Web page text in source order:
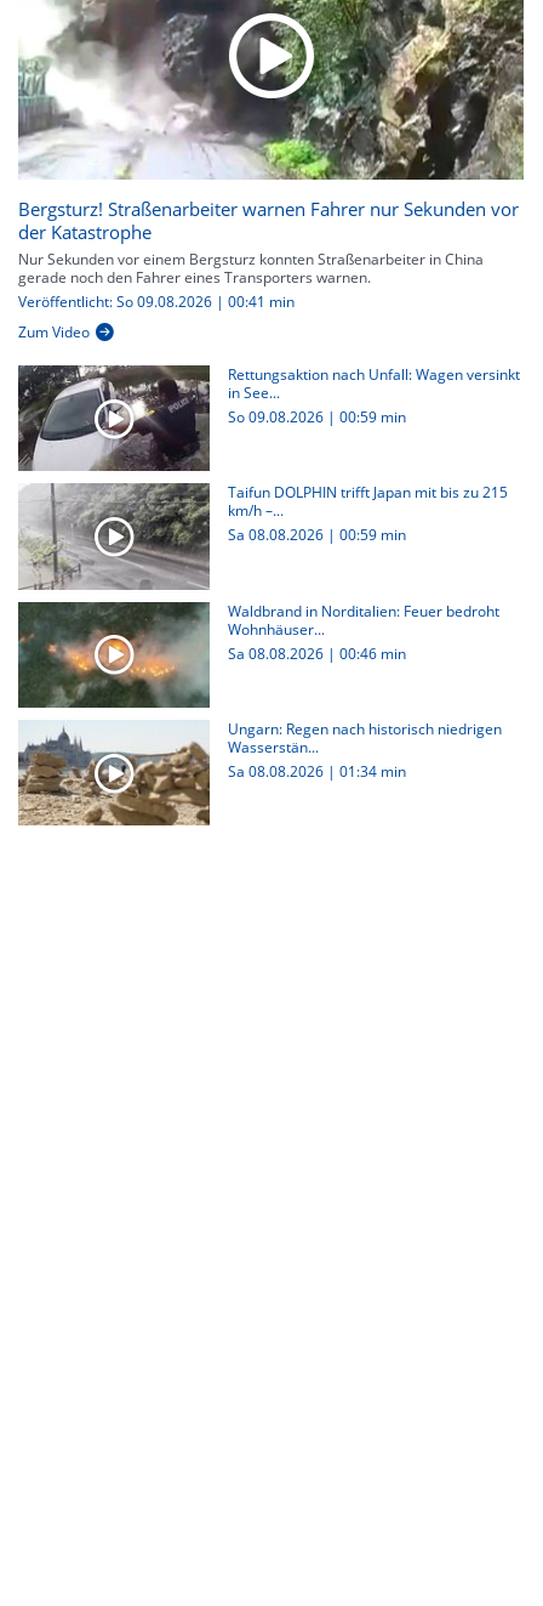
Bergsturz! Straßenarbeiter warnen Fahrer nur Sekunden vor
der Katastrophe
Nur Sekunden vor einem Bergsturz konnten Straßenarbeiter in China
gerade noch den Fahrer eines Transporters warnen.
Veröffentlicht: So 09.08.2026 | 00:41 min
Zum Video
Rettungsaktion nach Unfall: Wagen versinkt
in See...
So 09.08.2026 | 00:59 min
Taifun DOLPHIN trifft Japan mit bis zu 215
km/h –...
Sa 08.08.2026 | 00:59 min
Waldbrand in Norditalien: Feuer bedroht
Wohnhäuser...
Sa 08.08.2026 | 00:46 min
Ungarn: Regen nach historisch niedrigen
Wasserstän...
Sa 08.08.2026 | 01:34 min